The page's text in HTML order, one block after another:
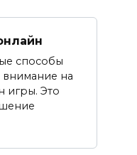
способы
внимание на
игры. Это